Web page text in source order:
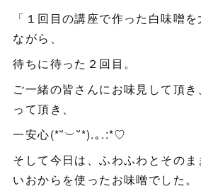
「１回目の講座で作った白味噌
ながら、
待ちに待った２回目。
ご一緒の皆さんにお味見して頂
って頂き、
一安心(*˘︶˘*).｡.:*♡
そして今日は、ふわふわとその
いおからを使ったお味噌でした。